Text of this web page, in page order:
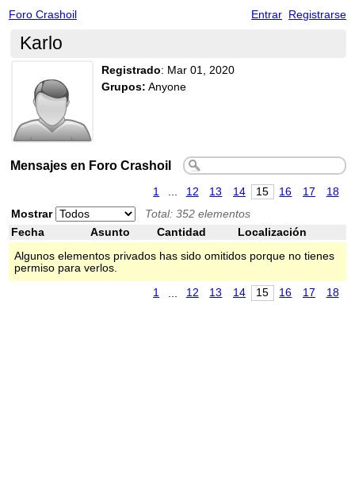
Foro Crashoil Entrar Registrarse
Karlo
Registrado: Mar 01, 2020
Grupos: Anyone
Mensajes en Foro Crashoil
1 12 13 14 15 16 17
18
Mostrar
Total: 352 elementos
Fecha
Asunto Cantidad
Localización
Algunos elementos privados has sido omitidos porque no tienes
permiso para verlos.
1 12 13 14 15 16 17 18